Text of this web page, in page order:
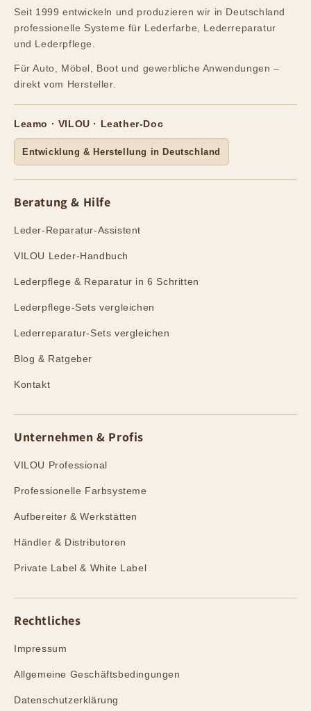
Seit 1999 entwickeln und produzieren wir in Deutschland
professionelle Systeme für Lederfarbe, Lederreparatur
und Lederpflege.
Für Auto, Möbel, Boot und gewerbliche Anwendungen –
direkt vom Hersteller.
Leamo · VILOU · Leather-Doc
Entwicklung & Herstellung in Deutschland
Beratung & Hilfe
Leder-Reparatur-Assistent
VILOU Leder-Handbuch
Lederpflege & Reparatur in 6 Schritten
Lederpflege-Sets vergleichen
Lederreparatur-Sets vergleichen
Blog & Ratgeber
Kontakt
Unternehmen & Profis
VILOU Professional
Professionelle Farbsysteme
Aufbereiter & Werkstätten
Händler & Distributoren
Private Label & White Label
Rechtliches
Impressum
Allgemeine Geschäftsbedingungen
Datenschutzerklärung